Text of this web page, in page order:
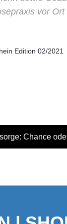
vor
Edition 02/2021
Chance